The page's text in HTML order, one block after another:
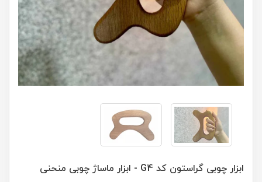
ابزار چوبی گراستون کد G4 - ابزار ماساژ چوبی منحنی